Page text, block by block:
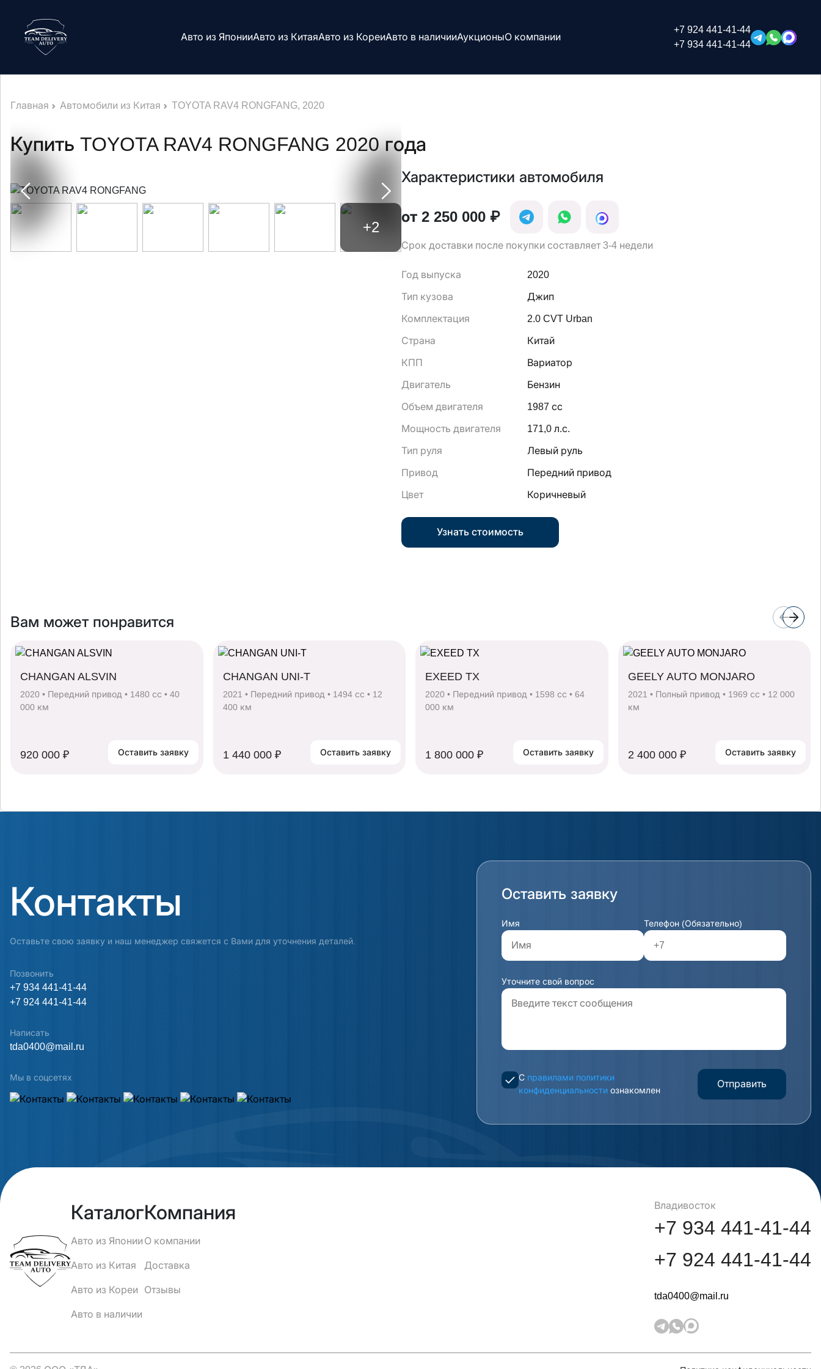
Авто из ЯпонииАвто из КитаяАвто из КореиАвто в наличииАукционыО компании
+7 924 441-41-44
+7 934 441-41-44
Главная Автомобили из Китая TOYOTA RAV4 RONGFANG, 2020
Купить TOYOTA RAV4 RONGFANG 2020 года
+2
Характеристики автомобиля
от 2 250 000 ₽
Срок доставки после покупки составляет 3-4 недели
Год выпуска 2020
Тип кузова Джип
Комплектация 2.0 CVT Urban
Страна Китай
КПП Вариатор
Двигатель Бензин
Объем двигателя 1987 сс
Мощность двигателя 171,0 л.с.
Тип руля Левый руль
Привод Передний привод
Цвет Коричневый
Узнать стоимость
Вам может понравится
CHANGAN ALSVIN
2020 • Передний привод • 1480 сс • 40
000 км
920 000 ₽ Оставить заявку
CHANGAN UNI-T
2021 • Передний привод • 1494 сс • 12
400 км
1 440 000 ₽ Оставить заявку
EXEED TX
2020 • Передний привод • 1598 сс • 64
000 км
1 800 000 ₽ Оставить заявку
GEELY AUTO MONJARO
2021 • Полный привод • 1969 сс • 12 000
км
2 400 000 ₽ Оставить заявку
Контакты
Оставьте свою заявку и наш менеджер свяжется с Вами для уточнения деталей.
Позвонить
+7 934 441-41-44
+7 924 441-41-44
Написать
tda0400@mail.ru
Мы в соцсетях
Оставить заявку
Имя Телефон (Обязательно)
Уточните свой вопрос
С правилами политики
конфиденциальности ознакомлен
Отправить
Каталог
Авто из Японии
Авто из Китая
Авто из Кореи
Авто в наличии
Компания
О компании
Доставка
Отзывы
Владивосток
+7 934 441-41-44
+7 924 441-41-44
tda0400@mail.ru